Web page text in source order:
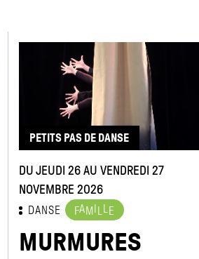
PETITS PAS DE DANSE
DU JEUDI 26 AU VENDREDI 27
NOVEMBRE 2026
DANSE FAM E
MURMURES